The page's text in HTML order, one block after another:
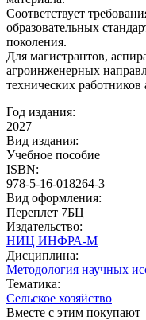
Соответствует
образовательных
поколения.
Для магистрантов,
агроинженерных
технических
Год издания:
2027
Вид издания:
Учебное пособие
ISBN:
978-5-16-018264-3
Вид оформления:
Переплет 7БЦ
Издательство:
НИЦ ИНФРА-М
Дисциплина:
Методология научных
Тематика:
Сельское хозяйство
Вместе с этим покупают